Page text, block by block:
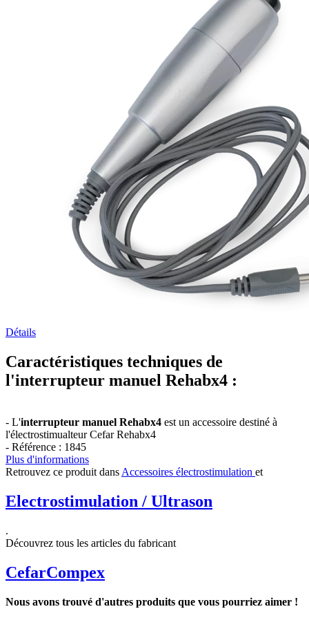
Détails
Caractéristiques techniques de
l'interrupteur manuel Rehabx4 :
- L'interrupteur manuel Rehabx4 est un accessoire destiné à
l'électrostimualteur Cefar Rehabx4
- Référence : 1845
Plus d'informations
Retrouvez ce produit dans Accessoires électrostimulation et
Electrostimulation / Ultrason
.
Découvrez tous les articles du fabricant
CefarCompex
Nous avons trouvé d'autres produits que vous pourriez aimer !